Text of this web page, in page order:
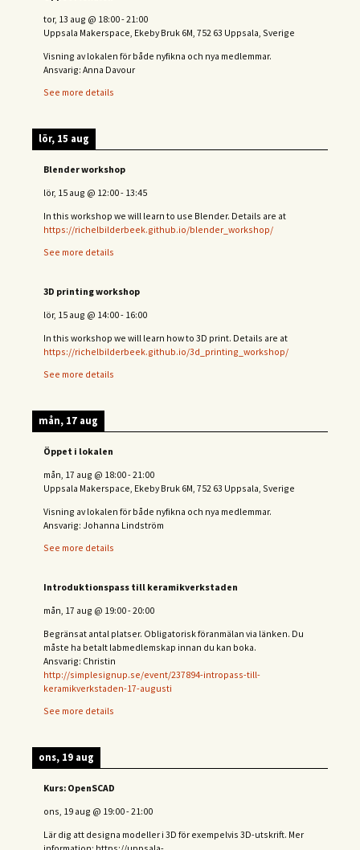
tor, 13 aug @ 18:00-21:00
Uppsala Makerspace, Ekeby Bruk 6M, 752 63 Uppsala, Sverige
Visning av lokalen för både nyfikna och nya medlemmar.
Ansvarig: Anna Davour
See more details
lör, 15 aug
Blender workshop
lör, 15 aug @ 12:00- 13:45
In this workshop we will learn to use Blender. Details are at
https://richelbilderbeek.github.io/blender_workshop/
See more details
3D printing workshop
lör, 15 aug @ 14:00- 16:00
In this workshop we will learn how to 3D print. Details are at
https://richelbilderbeek.github.io/3d_printing_workshop/
See more details
mån, 17 aug
Öppet i lokalen
mån, 17 aug @ 18:00-21:00
Uppsala Makerspace, Ekeby Bruk 6M, 752 63 Uppsala, Sverige
Visning av lokalen för både nyfikna och nya medlemmar.
Ansvarig: Johanna Lindström
See more details
Introduktionspass till keramikverkstaden
mån, 17 aug @ 19:00-20:00
Begränsat antal platser. Obligatorisk föranmälan via länken. Du
måste ha betalt labmedlemskap innan du kan boka.
Ansvarig: Christin
http://simplesignup.se/event/237894-intropass-till-
keramikverkstaden-17-augusti
See more details
ons, 19 aug
Kurs: OpenSCAD
ons, 19 aug @ 19:00-21:00
Lär dig att designa modeller i 3D för exempelvis 3D-utskrift. Mer